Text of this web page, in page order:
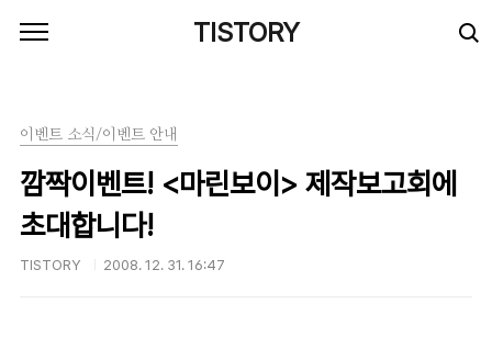
TISTORY
이벤트 소식/이벤트 안내
깜짝이벤트! <마린보이> 제작보고회에
초대합니다!
TISTORY 2008. 12. 31. 16:47